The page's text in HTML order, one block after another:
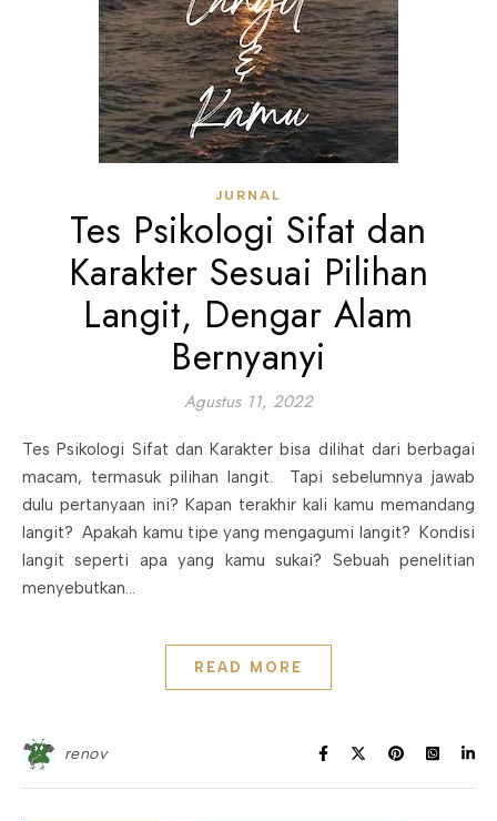
JURNAL
Tes Psikologi Sifat dan
Karakter Sesuai Pilihan
Langit, Dengar Alam
Bernyanyi
Agustus 11, 2022
Tes Psikologi Sifat dan Karakter bisa dilihat dari berbagai
macam, termasuk pilihan langit. Tapi sebelumnya jawab
dulu pertanyaan ini? Kapan terakhir kali kamu memandang
langit? Apakah kamu tipe yang mengagumi langit? Kondisi
langit seperti apa yang kamu sukai? Sebuah penelitian
menyebutkan…
READ MORE
renov